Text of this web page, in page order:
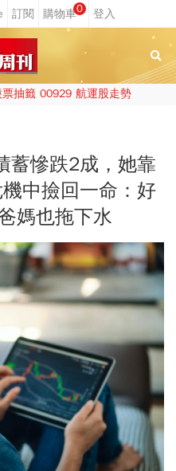
0
票抽籤 00929 航運股走勢
蓄慘跌2成，她靠
機中撿回一命：好
媽也拖下水